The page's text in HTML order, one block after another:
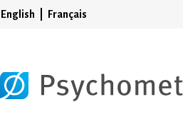
English Français